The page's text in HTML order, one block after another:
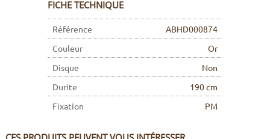
FICHE TECHNIQUE
Référence
ABHD000874
Couleur
Or
Disque
Non
Durite
190 cm
Fixation
PM